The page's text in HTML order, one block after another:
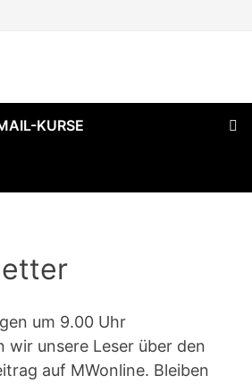
KURSE
um 9.00 Uhr
wir unsere Leser über den
auf MWonline. Bleiben